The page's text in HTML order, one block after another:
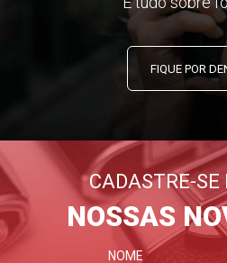
FIQUE POR
CADASTRE-SE
NOSSAS